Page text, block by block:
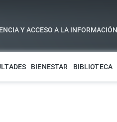
Y ACCESO A LA
BIENESTAR BIBLIOTECA